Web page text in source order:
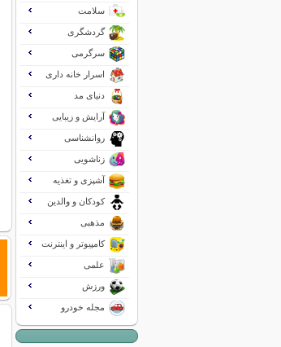
سلامت
گردشگری
سرگرمی
اسرار خانه داری
دنیای مد
آرایش و زیبایی
روانشناسی
زناشویی
آشپزی و تغذیه
کودکان و والدین
مذهبی
کامپیوتر و اینترنت
علمی
ورزش
مجله خودرو